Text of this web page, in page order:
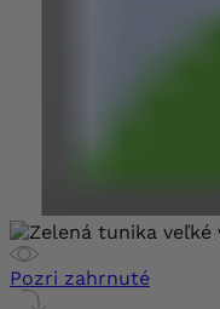
Pozri zahrnuté